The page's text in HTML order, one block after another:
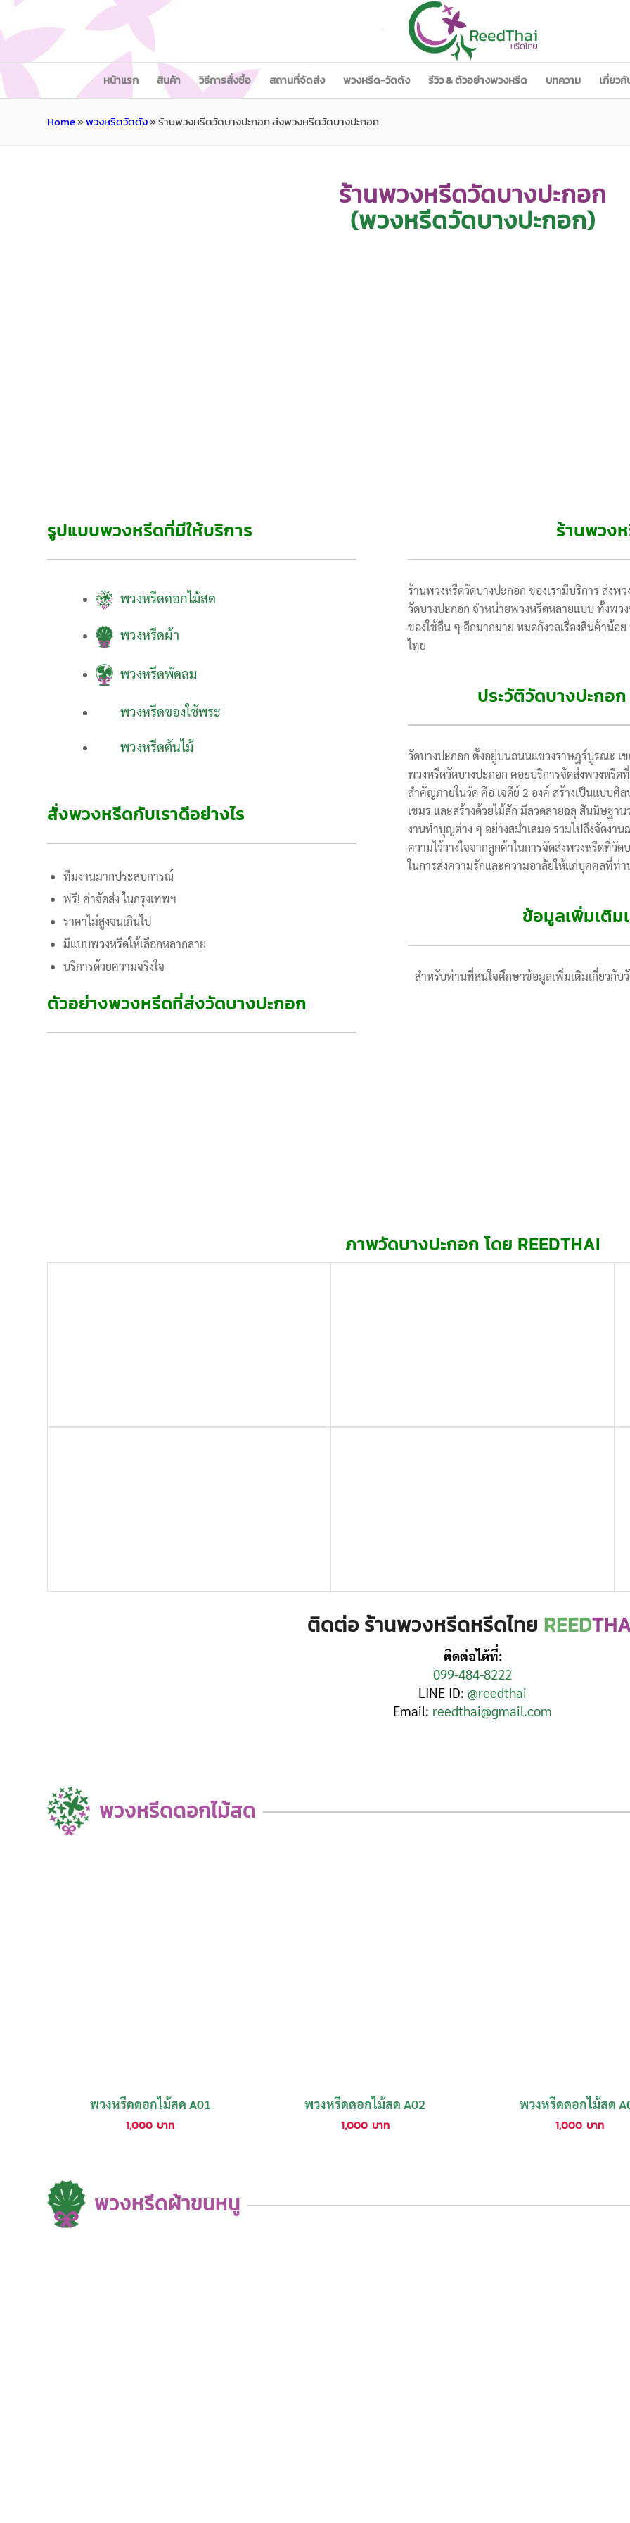
หน้าแรก สินค้า วิธีการสั่งซื้อ สถานที่จัดส่ง พวงหรีด-วัดดัง รีวิว & ตัวอย่างพวงหรีด บทความ เกี่ยวกั
Home»พวงหรีดวัดดัง»ร้านพวงหรีดวัดบางปะกอก ส่งพวงหรีดวัดบางปะกอก
ร้านพวงหรีดวัดบางปะกอก
(พวงหรีดวัดบางปะกอก)
รูปแบบพวงหรีดที่มีให้บริการ
พวงหรีดดอกไม้สด
พวงหรีดผ้า
พวงหรีดพัดลม
พวงหรีดของใช้พระ
พวงหรีดต้นไม้
สั่งพวงหรีดกับเราดีอย่างไร
ทีมงานมากประสบการณ์
ฟรี! ค่าจัดส่ง ในกรุงเทพฯ
ราคาไม่สูงจนเกินไป
มีแบบพวงหรีดให้เลือกหลากลาย
บริการด้วยความจริงใจ
ตัวอย่างพวงหรีดที่ส่งวัดบางปะกอก
ร้านพวง
ร้านพวงหรีดวัดบางปะกอก ของเรามีบริการ ส่งพ
วัดบางปะกอก จำหน่ายพวงหรีดหลายแบบ ทั้งพ
ของใช้อื่น ๆ อีกมากมาย หมดกังวลเรื่องสินค้าน้อ
ไทย
ประวัติวัดบางปะกอ
วัดบางปะกอก ตั้งอยู่บนถนนแขวงราษฎร์บูรณะ เ
พวงหรีดวัดบางปะกอก คอยบริการจัดส่งพวงหรีด
สำคัญภายในวัด คือ เจดีย์ 2 องค์ สร้างเป็นแบบ
เขมร และสร้างด้วยไม้สัก มีลวดลายฉลุ สันนิษฐา
งานทำบุญต่าง ๆ อย่างสม่ำเสมอ รวมไปถึงจัดงา
ความไว้วางใจจากลูกค้าในการจัดส่งพวงหรีดที่วั
ในการส่งความรักและความอาลัยให้แก่บุคคลที่ท่า
ข้อมูลเพิ่มเติม
สำหรับท่านที่สนใจศึกษาข้อมูลเพิ่มเติมเกี่ยวกับ
ภาพวัดบางปะกอก โดย REEDTHAI
ติดต่อ ร้านพวงหรีดหรีดไทย REED
ติดต่อได้ที่:
099-484-8222
LINE ID: @reedthai
Email: reedthai@gmail.com
พวงหรีดดอกไม้สด
พวงหรีดดอกไม้สด A01
1,000 บาท
พวงหรีดดอกไม้สด A02
1,000 บาท
พวงหรีดดอกไม้สด
1,000 บาท
พวงหรีดผ้าขนหนู